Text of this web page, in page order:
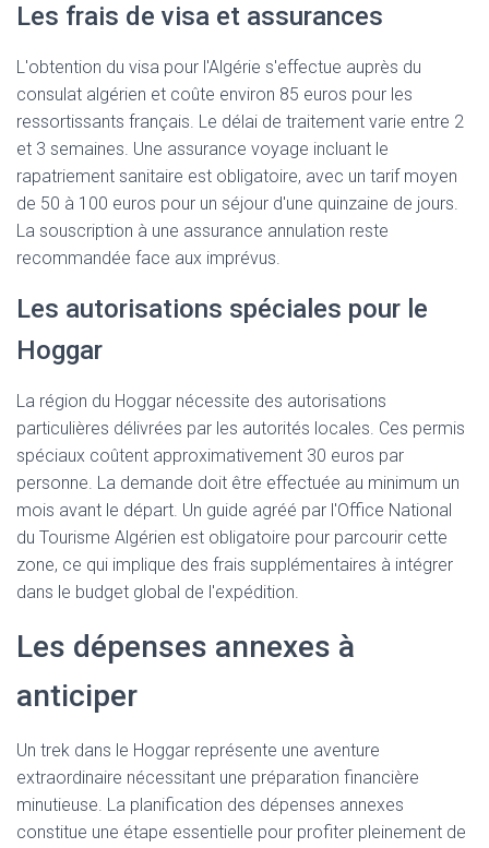
Les frais de visa et assurances
L'obtention du visa pour l'Algérie s'effectue auprès du
consulat algérien et coûte environ 85 euros pour les
ressortissants français. Le délai de traitement varie entre 2
et 3 semaines. Une assurance voyage incluant le
rapatriement sanitaire est obligatoire, avec un tarif moyen
de 50 à 100 euros pour un séjour d'une quinzaine de jours.
La souscription à une assurance annulation reste
recommandée face aux imprévus.
Les autorisations spéciales pour le
Hoggar
La région du Hoggar nécessite des autorisations
particulières délivrées par les autorités locales. Ces permis
spéciaux coûtent approximativement 30 euros par
personne. La demande doit être effectuée au minimum un
mois avant le départ. Un guide agréé par l'Office National
du Tourisme Algérien est obligatoire pour parcourir cette
zone, ce qui implique des frais supplémentaires à intégrer
dans le budget global de l'expédition.
Les dépenses annexes à
anticiper
Un trek dans le Hoggar représente une aventure
extraordinaire nécessitant une préparation financière
minutieuse. La planification des dépenses annexes
constitue une étape essentielle pour profiter pleinement de